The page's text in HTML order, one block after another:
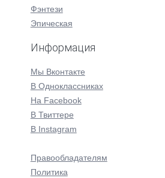
Фэнтези
Эпическая
Информация
Мы Вконтакте
В Одноклассниках
На Facebook
В Твиттере
В Instagram
Правообладателям
Политика